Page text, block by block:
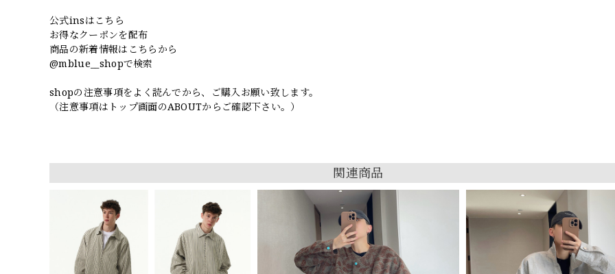
公式insはこちら
お得なクーポンを配布
商品の新着情報はこちらから
@mblue__shopで検索
shopの注意事項をよく読んでから、ご購入お願い致します。
（注意事項はトップ画面のABOUTからご確認下さい。）
関連商品